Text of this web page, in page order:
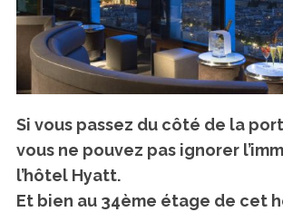
Si vous passez du côté de la
vous ne pouvez pas ignorer
l’hôtel Hyatt.
Et bien au 34ème étage de cet